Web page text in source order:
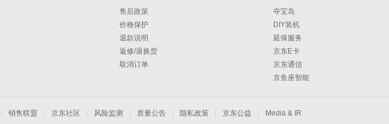
售后政策
价格保护
退款说明
返修/退换货
取消订单
夺宝岛
DIY装机
延保服务
京东E卡
京东通信
京鱼座智能
销售联盟 京东社区 风险监测 质量公告 隐私政策 京东公益 Media & IR